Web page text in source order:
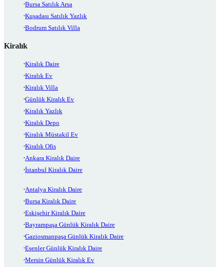
Bursa Satılık Arsa
Kuşadası Satılık Yazlık
Bodrum Satılık Villa
Kiralık
Kiralık Daire
Kiralık Ev
Kiralık Villa
Günlük Kiralık Ev
Kiralık Yazlık
Kiralık Depo
Kiralık Müstakil Ev
Kiralık Ofis
Ankara Kiralık Daire
İstanbul Kiralık Daire
Antalya Kiralık Daire
Bursa Kiralık Daire
Eskişehir Kiralık Daire
Bayrampaşa Günlük Kiralık Daire
Gaziosmanpaşa Günlük Kiralık Daire
Esenler Günlük Kiralık Daire
Mersin Günlük Kiralık Ev